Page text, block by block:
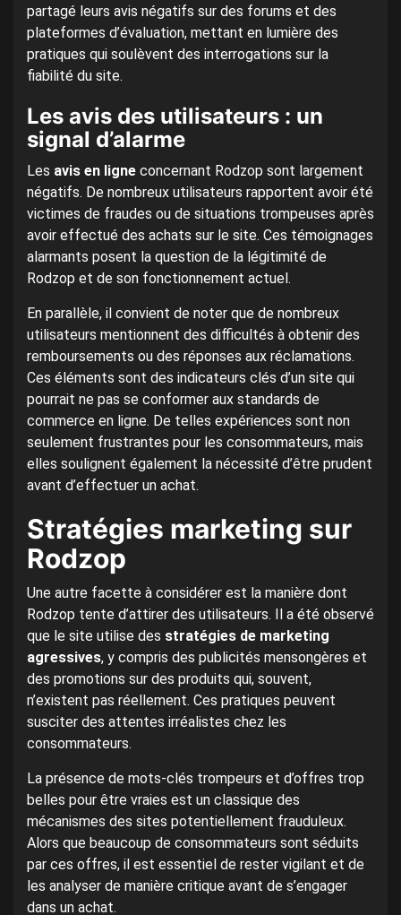
partagé leurs avis négatifs sur des forums et des
plateformes d’évaluation, mettant en lumière des
pratiques qui soulèvent des interrogations sur la
fiabilité du site.
Les avis des utilisateurs : un
signal d’alarme
Les avis en ligne concernant Rodzop sont largement
négatifs. De nombreux utilisateurs rapportent avoir été
victimes de fraudes ou de situations trompeuses après
avoir effectué des achats sur le site. Ces témoignages
alarmants posent la question de la légitimité de
Rodzop et de son fonctionnement actuel.
En parallèle, il convient de noter que de nombreux
utilisateurs mentionnent des difficultés à obtenir des
remboursements ou des réponses aux réclamations.
Ces éléments sont des indicateurs clés d’un site qui
pourrait ne pas se conformer aux standards de
commerce en ligne. De telles expériences sont non
seulement frustrantes pour les consommateurs, mais
elles soulignent également la nécessité d’être prudent
avant d’effectuer un achat.
Stratégies marketing sur
Rodzop
Une autre facette à considérer est la manière dont
Rodzop tente d’attirer des utilisateurs. Il a été observé
que le site utilise des stratégies de marketing
agressives, y compris des publicités mensongères et
des promotions sur des produits qui, souvent,
n’existent pas réellement. Ces pratiques peuvent
susciter des attentes irréalistes chez les
consommateurs.
La présence de mots-clés trompeurs et d’offres trop
belles pour être vraies est un classique des
mécanismes des sites potentiellement frauduleux.
Alors que beaucoup de consommateurs sont séduits
par ces offres, il est essentiel de rester vigilant et de
les analyser de manière critique avant de s’engager
dans un achat.